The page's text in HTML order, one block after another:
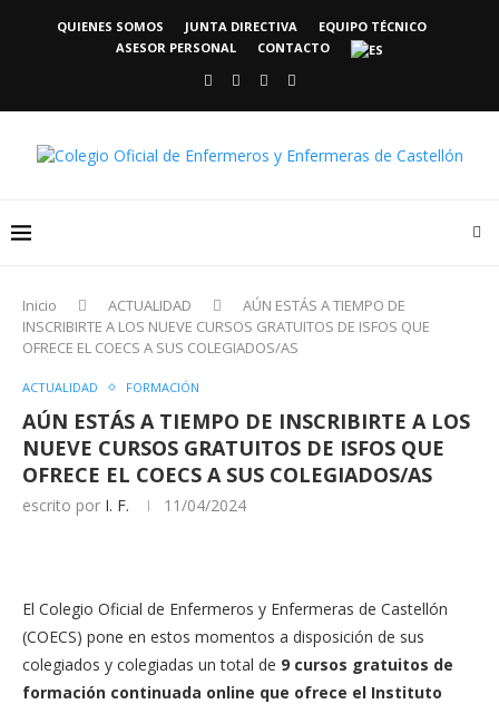
QUIENES SOMOS JUNTA DIRECTIVA
EQUIPO TÉCNICO
ASESOR PERSONAL
CONTACTO
Inicio ACTUALIDAD
AÚN ESTÁS A TIEMPO DE
INSCRIBIRTE A LOS NUEVE CURSOS GRATUITOS DE ISFOS QUE
OFRECE EL COECS A SUS COLEGIADOS/AS
ACTUALIDAD FORMACIÓN
AÚN ESTÁS A TIEMPO DE INSCRIBIRTE A LOS
NUEVE CURSOS GRATUITOS DE ISFOS QUE
OFRECE EL COECS A SUS COLEGIADOS/AS
escrito por I. F. 11/04/2024
El Colegio Oficial de Enfermeros y Enfermeras de Castellón
(COECS) pone en estos momentos a disposición de sus
colegiados y colegiadas un total de 9 cursos gratuitos de
formación continuada online que ofrece el Instituto